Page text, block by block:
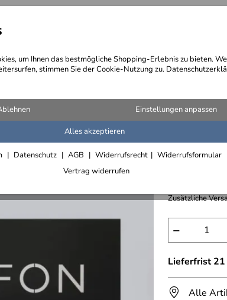
um Ihnen das bestmögliche Shopping-Erlebnis zu bieten.
stimmen Sie der Cookie-Nutzung zu.
Einstellungen anpassen
Alles akzeptieren
Datenschutz AGB Widerrufsrecht
Widerrufsformular
Vertrag widerrufen
Wegebeschreibung @
verzinkt, vergoldet, lackiert
Schild
Zusätzliche
−
Lieferfrist
Alle